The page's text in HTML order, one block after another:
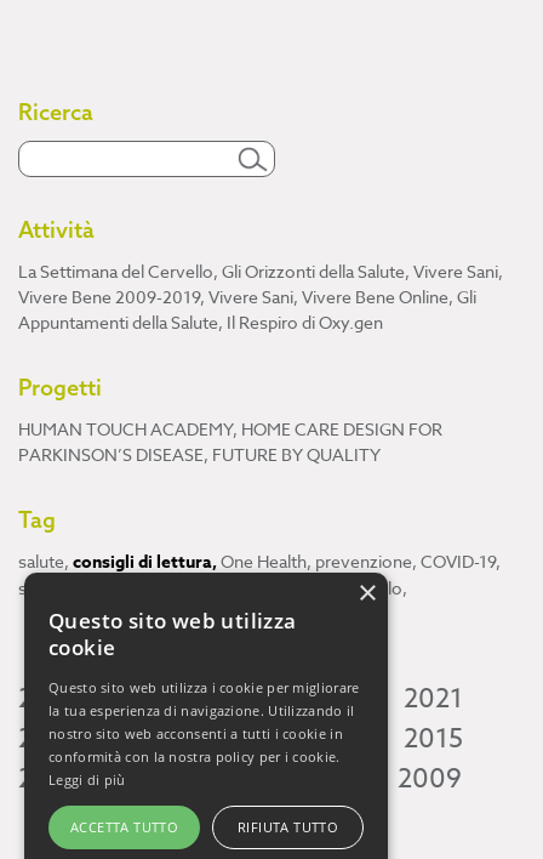
Ricerca
Attività
La Settimana del Cervello, Gli Orizzonti della Salute, Vivere Sani,
Vivere Bene 2009-2019, Vivere Sani, Vivere Bene Online, Gli
Appuntamenti della Salute, Il Respiro di Oxy.gen
Progetti
HUMAN TOUCH ACADEMY, HOME CARE DESIGN FOR
PARKINSON’S DISEASE, FUTURE BY QUALITY
Tag
salute, consigli di lettura,One Health, prevenzione, COVID-19,
scienza
cervello,
2026 2025 2024 2023 2022
2021
2020 2019 2018 2017 2016
2015
2014 2013 2009
×
Questo sito web utilizza
cookie
Questo sito web utilizza i cookie per migliorare
la tua esperienza di navigazione. Utilizzando il
nostro sito web acconsenti a tutti i cookie in
conformità con la nostra policy per i cookie.
Leggi di più
ACCETTA TUTTO RIFIUTA TUTTO